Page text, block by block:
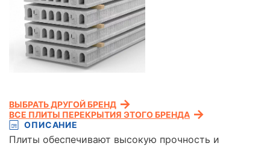
ОПИСАНИЕ
Плиты обеспечивают высокую прочность и
ВЫБРАТЬ ДРУГОЙ БРЕНД
ВСЕ ПЛИТЫ ПЕРЕКРЫТИЯ ЭТОГО БРЕНДА